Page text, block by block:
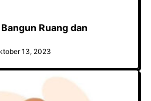
Ruang dan
13, 2023